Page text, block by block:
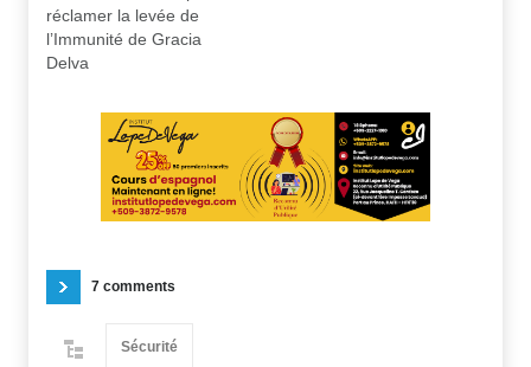
réclamer la levée de
l’Immunité de Gracia
Delva
7 comments
Sécurité